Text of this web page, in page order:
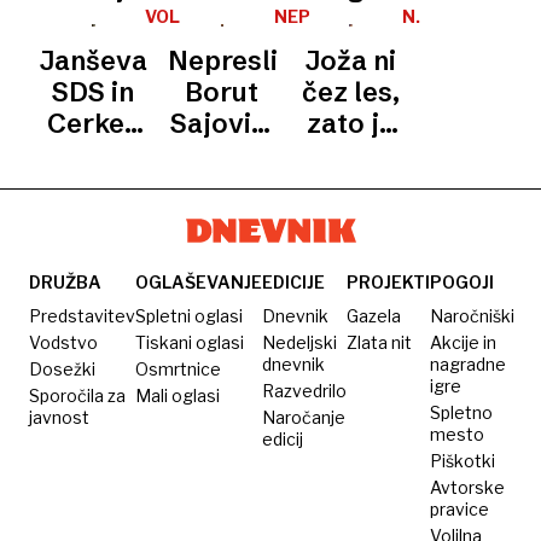
zbornice
gozdarski
zbornici
svetovalna
služba
ostaja
na
zborničnega
direktorja
ni
primeren
za
predsednika
kmetov
VOLITVE
KGZS
Janševa
SDS in
Cerkev
zmagovalki
NEPRESLIŠANO
Nepreslišano:
Borut
Sajovic,
poslanske
skupine
Gibanja
Svoboda
N.
Joža ni
čez les,
zato je
SDS
DRUŽBA
Predstavitev
Vodstvo
Dosežki
Sporočila za
javnost
OGLAŠEVANJE
Spletni oglasi
Tiskani oglasi
Osmrtnice
Mali oglasi
EDICIJE
Dnevnik
Nedeljski
dnevnik
Razvedrilo
Naročanje
edicij
PROJEKTI
Gazela
Zlata nit
POGOJI
Naročniški
Akcije in
nagradne
igre
Spletno
mesto
Piškotki
Avtorske
pravice
Volilna